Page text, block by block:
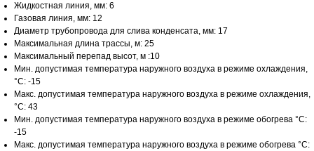
Жидкостная линия, мм: 6
Газовая линия, мм: 12
Диаметр трубопровода для слива конденсата, мм: 17
Максимальная длина трассы, м: 25
Максимальный перепад высот, м :10
Мин. допустимая температура наружного воздуха в режиме охлаждения,
°С: -15
Макс. допустимая температура наружного воздуха в режиме охлаждения,
°С: 43
Мин. допустимая температура наружного воздуха в режиме обогрева °С:
-15
Макс. допустимая температура наружного воздуха в режиме обогрева °С: